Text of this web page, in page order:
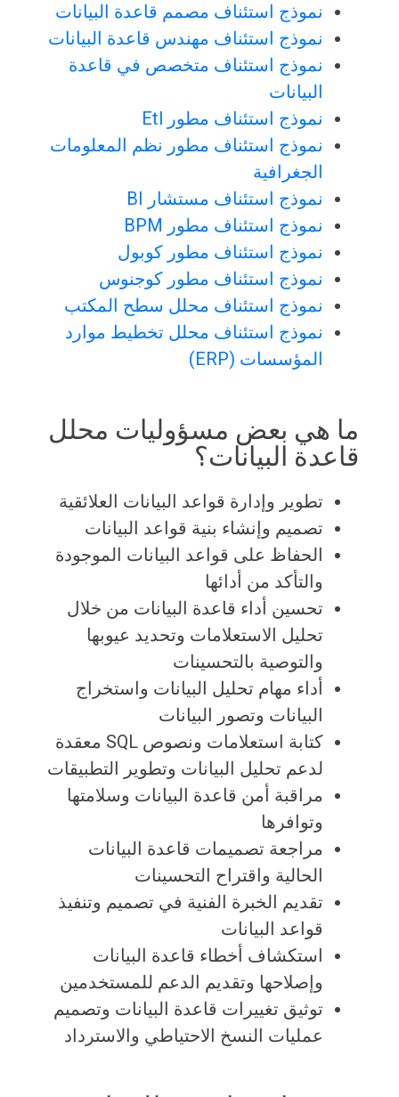
نموذج استئناف مصمم قاعدة البيانات
نموذج استئناف مهندس قاعدة البيانات
نموذج استئناف متخصص في قاعدة
البيانات
نموذج استئناف مطور Etl
نموذج استئناف مطور نظم المعلومات
الجغرافية
نموذج استئناف مستشار BI
نموذج استئناف مطور BPM
نموذج استئناف مطور كوبول
نموذج استئناف مطور كوجنوس
نموذج استئناف محلل سطح المكتب
نموذج استئناف محلل تخطيط موارد
المؤسسات (ERP)
ما هي بعض مسؤوليات محلل
قاعدة البيانات؟
تطوير وإدارة قواعد البيانات العلائقية
تصميم وإنشاء بنية قواعد البيانات
الحفاظ على قواعد البيانات الموجودة
والتأكد من أدائها
تحسين أداء قاعدة البيانات من خلال
تحليل الاستعلامات وتحديد عيوبها
والتوصية بالتحسينات
أداء مهام تحليل البيانات واستخراج
البيانات وتصور البيانات
كتابة استعلامات ونصوص SQL معقدة
لدعم تحليل البيانات وتطوير التطبيقات
مراقبة أمن قاعدة البيانات وسلامتها
وتوافرها
مراجعة تصميمات قاعدة البيانات
الحالية واقتراح التحسينات
تقديم الخبرة الفنية في تصميم وتنفيذ
قواعد البيانات
استكشاف أخطاء قاعدة البيانات
وإصلاحها وتقديم الدعم للمستخدمين
توثيق تغييرات قاعدة البيانات وتصميم
عمليات النسخ الاحتياطي والاسترداد